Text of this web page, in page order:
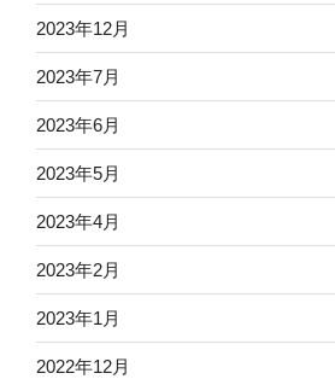
2023年12月
2023年7月
2023年6月
2023年5月
2023年4月
2023年2月
2023年1月
2022年12月